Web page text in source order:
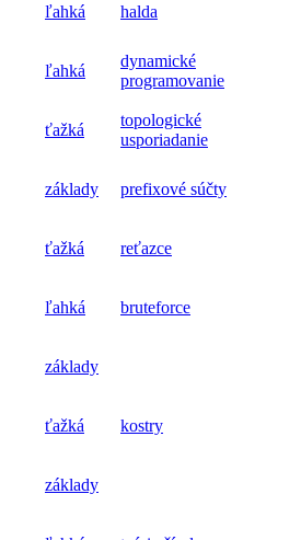
ľahká halda
ľahká
dynamické
programovanie
ťažká
topologické
usporiadanie
základy prefixové súčty
ťažká reťazce
ľahká bruteforce
základy
ťažká kostry
základy